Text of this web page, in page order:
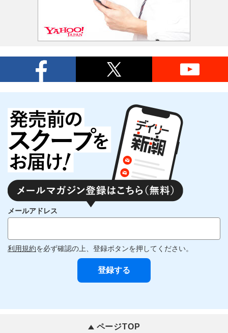
メールアドレス
利用規約を必ず確認の上、登録ボタンを押してください。
ページTOP